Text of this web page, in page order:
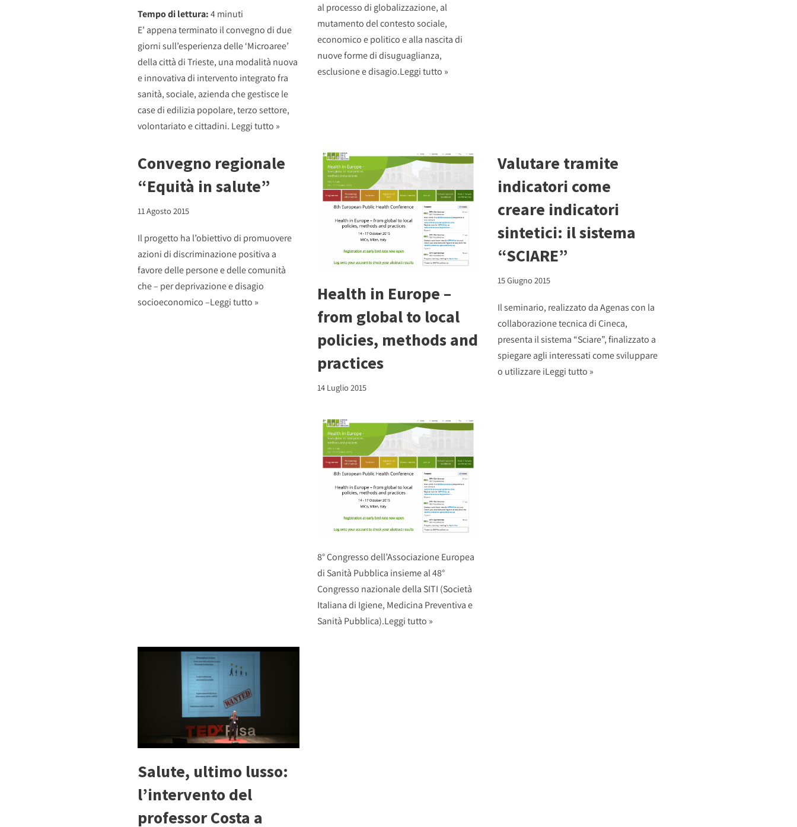
Tempo di lettura:4minuti
E’ appena terminato il convegno di due
giorni sull’esperienza delle ‘Microaree’
della città di Trieste, una modalità nuova
e innovativa di intervento integrato fra
sanità, sociale, azienda che gestisce le
case di edilizia popolare, terzo settore,
volontariato e cittadini. Leggi tutto »
al processo di globalizzazione, al
mutamento del contesto sociale,
economico e politico e alla nascita di
nuove forme di disuguaglianza,
esclusione e disagio.Leggi tutto »
Convegno regionale
“Equità in salute”
11 Agosto 2015
Il progetto ha l’obiettivo di promuovere
azioni di discriminazione positiva a
favore delle persone e delle comunità
che – per deprivazione e disagio
socioeconomico –Leggi tutto »
Health in Europe –
from global to local
policies, methods and
practices
14 Luglio 2015
8° Congresso dell’Associazione Europea
di Sanità Pubblica insieme al 48°
Congresso nazionale della SITI (Società
Italiana di Igiene, Medicina Preventiva e
Sanità Pubblica).Leggi tutto »
Valutare tramite
indicatori come
creare indicatori
sintetici: il sistema
“SCIARE”
15 Giugno 2015
Il seminario, realizzato da Agenas con la
collaborazione tecnica di Cineca,
presenta il sistema “Sciare”, finalizzato a
spiegare agli interessati come sviluppare
o utilizzare iLeggi tutto »
Salute, ultimo lusso:
l’intervento del
professor Costa a